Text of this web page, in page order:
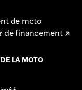
de moto
de financement
LA MOTO